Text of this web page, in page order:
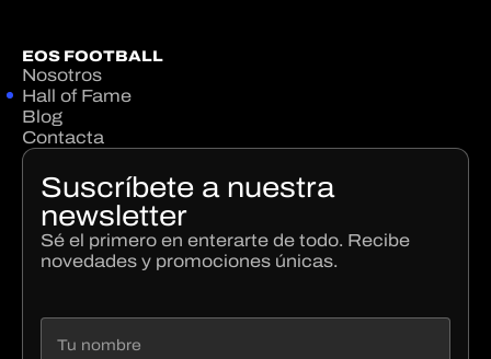
EOS FOOTBALL
Nosotros
Hall of Fame
Blog
Contacta
Suscríbete a nuestra
newsletter
Sé el primero en enterarte de todo. Recibe
novedades y promociones únicas.